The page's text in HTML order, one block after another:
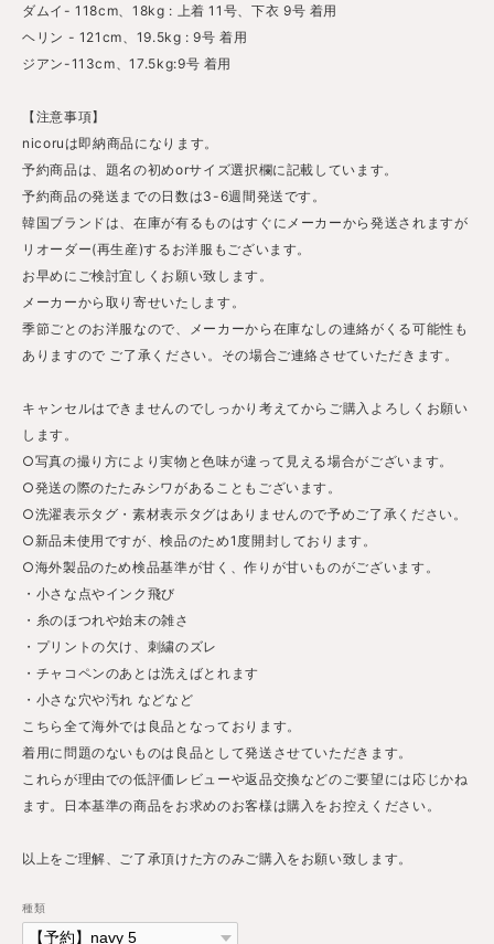
ダムイ- 118cm、18kg : 上着 11号、下衣 9号 着用
ヘリン - 121cm、19.5kg : 9号 着用
ジアン-113cm、17.5kg:9号 着用
【注意事項】
nicoruは即納商品になります。
予約商品は、題名の初めorサイズ選択欄に記載しています。
予約商品の発送までの日数は3-6週間発送です。
韓国ブランドは、在庫が有るものはすぐにメーカーから発送されますが
リオーダー(再生産)するお洋服もございます。
お早めにご検討宜しくお願い致します。
メーカーから取り寄せいたします。
季節ごとのお洋服なので、メーカーから在庫なしの連絡がくる可能性も
ありますので ご了承ください。その場合ご連絡させていただきます。
キャンセルはできませんのでしっかり考えてからご購入よろしくお願い
します。
○写真の撮り方により実物と色味が違って見える場合がございます。
○発送の際のたたみシワがあることもございます。
○洗濯表示タグ・素材表示タグはありませんので予めご了承ください。
○新品未使用ですが、検品のため1度開封しております。
○海外製品のため検品基準が甘く、作りが甘いものがございます。
・小さな点やインク飛び
・糸のほつれや始末の雑さ
・プリントの欠け、刺繍のズレ
・チャコペンのあとは洗えばとれます
・小さな穴や汚れ などなど
こちら全て海外では良品となっております。
着用に問題のないものは良品として発送させていただきます。
これらが理由での低評価レビューや返品交換などのご要望には応じかね
ます。日本基準の商品をお求めのお客様は購入をお控えください。
以上をご理解、ご了承頂けた方のみご購入をお願い致します。
種類